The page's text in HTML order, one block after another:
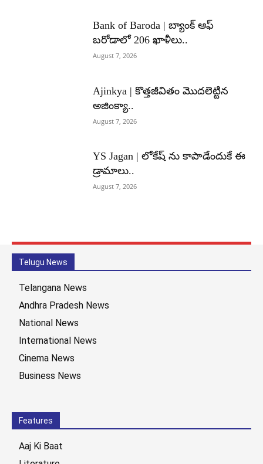
Bank of Baroda | బ్యాంక్‌ ఆఫ్‌
బరోడాలో 206 ఖాళీలు..
August 7, 2026
Ajinkya | కొత్తజీవితం మొదలెట్టిన
అజింక్యా..
August 7, 2026
YS Jagan | లోకేష్ ను కాపాడేందుకే ఈ
డ్రామాలు..
August 7, 2026
Telugu News
Telangana News
Andhra Pradesh News
National News
International News
Cinema News
Business News
Features
Aaj Ki Baat